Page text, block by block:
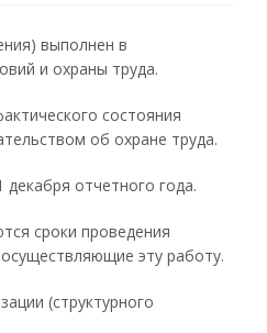
выполнен в
и охраны труда.
состояния
об охране труда.
отчетного года.
сроки проведения
эту работу.
(структурного